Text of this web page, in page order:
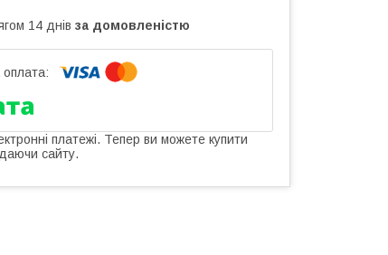
14 днів за домовленістю
платежі. Тепер ви можете купити
сайту.